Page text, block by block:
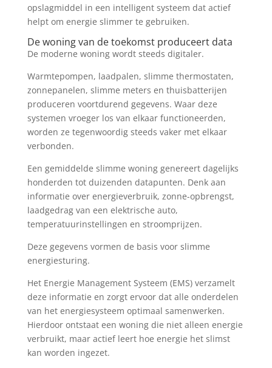
opslagmiddel in een intelligent systeem dat actief
helpt om energie slimmer te gebruiken.
De woning van de toekomst produceert data
De moderne woning wordt steeds digitaler.
Warmtepompen, laadpalen, slimme thermostaten,
zonnepanelen, slimme meters en thuisbatterijen
produceren voortdurend gegevens. Waar deze
systemen vroeger los van elkaar functioneerden,
worden ze tegenwoordig steeds vaker met elkaar
verbonden.
Een gemiddelde slimme woning genereert dagelijks
honderden tot duizenden datapunten. Denk aan
informatie over energieverbruik, zonne-opbrengst,
laadgedrag van een elektrische auto,
temperatuurinstellingen en stroomprijzen.
Deze gegevens vormen de basis voor slimme
energiesturing.
Het Energie Management Systeem (EMS) verzamelt
deze informatie en zorgt ervoor dat alle onderdelen
van het energiesysteem optimaal samenwerken.
Hierdoor ontstaat een woning die niet alleen energie
verbruikt, maar actief leert hoe energie het slimst
kan worden ingezet.